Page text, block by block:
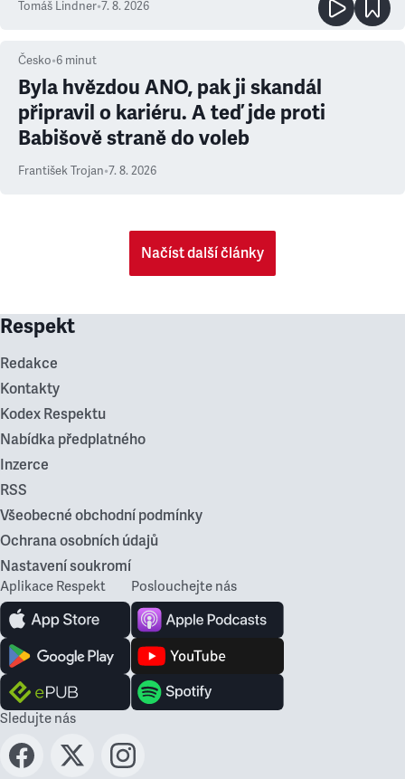
Tomáš Lindner•7. 8. 2026
Česko•6 minut
Byla hvězdou ANO, pak ji skandál
připravil o kariéru. A teď jde proti
Babišově straně do voleb
František Trojan•7. 8. 2026
Načíst další články
Respekt
Redakce
Kontakty
Kodex Respektu
Nabídka předplatného
Inzerce
RSS
Všeobecné obchodní podmínky
Ochrana osobních údajů
Nastavení soukromí
Aplikace Respekt Poslouchejte nás
Sledujte nás